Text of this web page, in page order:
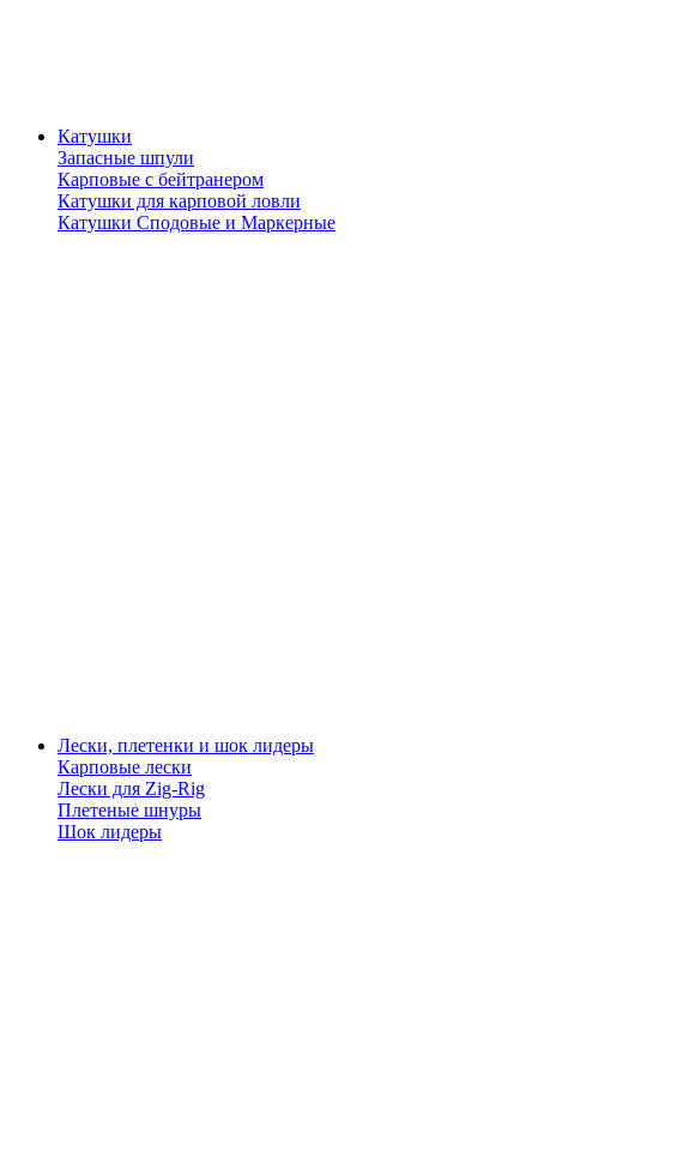
Катушки
Запасные шпули
Карповые с бейтранером
Катушки для карповой ловли
Катушки Сподовые и Маркерные
Лески, плетенки и шок лидеры
Карповые лески
Лески для Zig-Rig
Плетеные шнуры
Шок лидеры